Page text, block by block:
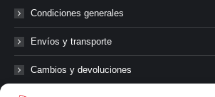
Condiciones generales
Envíos y transporte
Cambios y devoluciones